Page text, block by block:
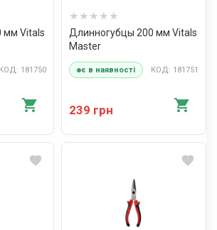
мм Vitals
КОД: 181750
Длинногубцы 200 мм Vitals
Master
є в наявності КОД: 181751
239 грн